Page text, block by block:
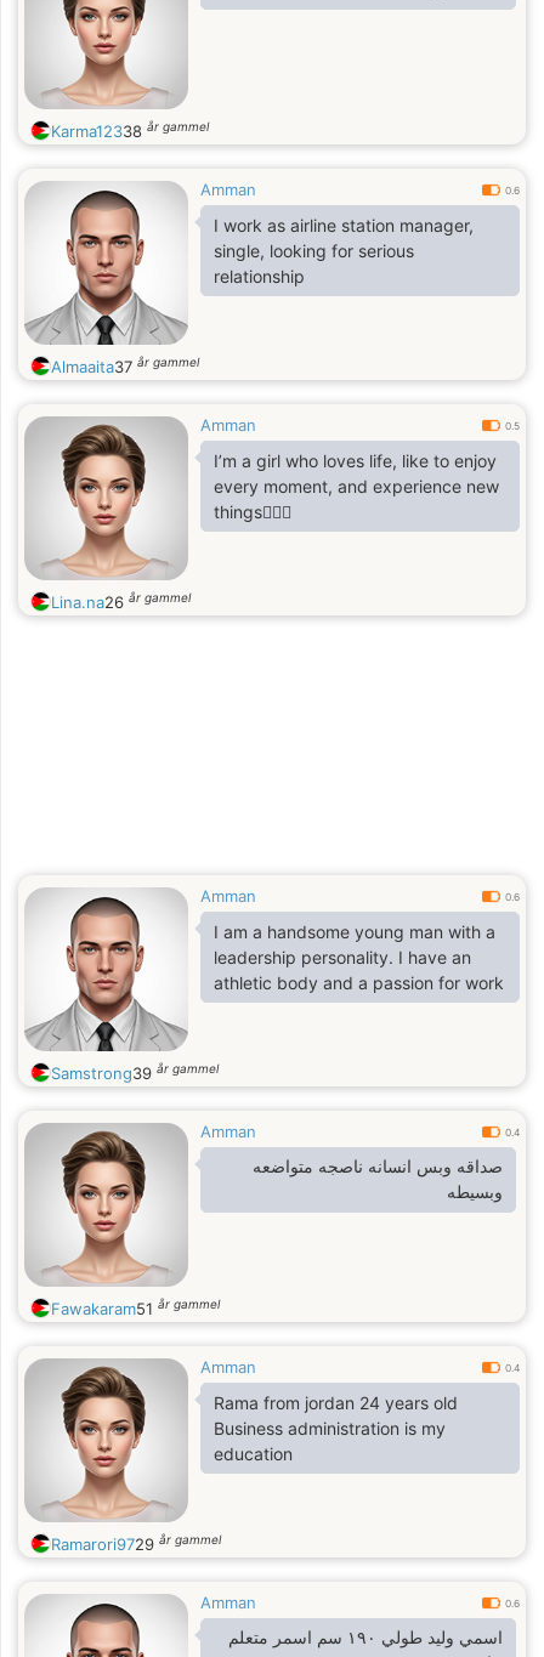
Karma12338 år gammel
Amman 0.6
I work as airline station manager,
single, looking for serious
relationship
Almaaita37 år gammel
Amman 0.5
I’m a girl who loves life, like to enjoy
every moment, and experience new
things🙆🏻‍♀️
Lina.na26 år gammel
Amman 0.6
I am a handsome young man with a
leadership personality. I have an
athletic body and a passion for work
Samstrong39 år gammel
Amman 0.4
صداقه وبس انسانه ناصجه متواضعه
وبسيطه
Fawakaram51 år gammel
Amman 0.4
Rama from jordan 24 years old
Business administration is my
education
Ramarori9729 år gammel
Amman 0.6
اسمي وليد طولي ١٩٠ سم اسمر متعلم